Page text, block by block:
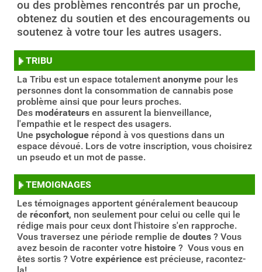
ou des problèmes rencontrés par un proche,
obtenez du soutien et des encouragements ou
soutenez à votre tour les autres usagers.
TRIBU
La Tribu est un espace totalement anonyme pour les
personnes dont la consommation de cannabis pose
problème ainsi que pour leurs proches.
Des modérateurs en assurent la bienveillance,
l'empathie et le respect des usagers.
Une psychologue répond à vos questions dans un
espace dévoué. Lors de votre inscription, vous choisirez
un pseudo et un mot de passe.
TEMOIGNAGES
Les témoignages apportent généralement beaucoup
de réconfort, non seulement pour celui ou celle qui le
rédige mais pour ceux dont l'histoire s'en rapproche.
Vous traversez une période remplie de doutes ? Vous
avez besoin de raconter votre histoire ? Vous vous en
êtes sortis ? Votre expérience est précieuse, racontez-